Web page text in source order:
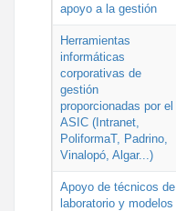
apoyo a la gestión
Herramientas
informáticas
corporativas de
gestión
proporcionadas por el
ASIC (Intranet,
PoliformaT, Padrino,
Vinalopó, Algar...)
Apoyo de técnicos de
laboratorio y modelos